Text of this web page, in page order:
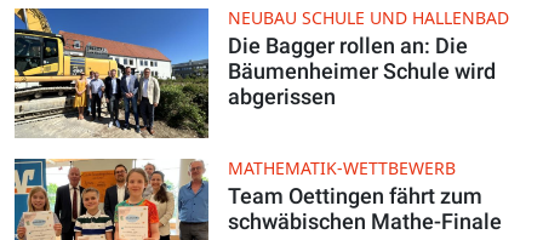
NEUBAU SCHULE UND HALLENBAD
Die Bagger rollen an: Die
Bäumenheimer Schule wird
abgerissen
MATHEMATIK-WETTBEWERB
Team Oettingen fährt zum
schwäbischen Mathe-Finale